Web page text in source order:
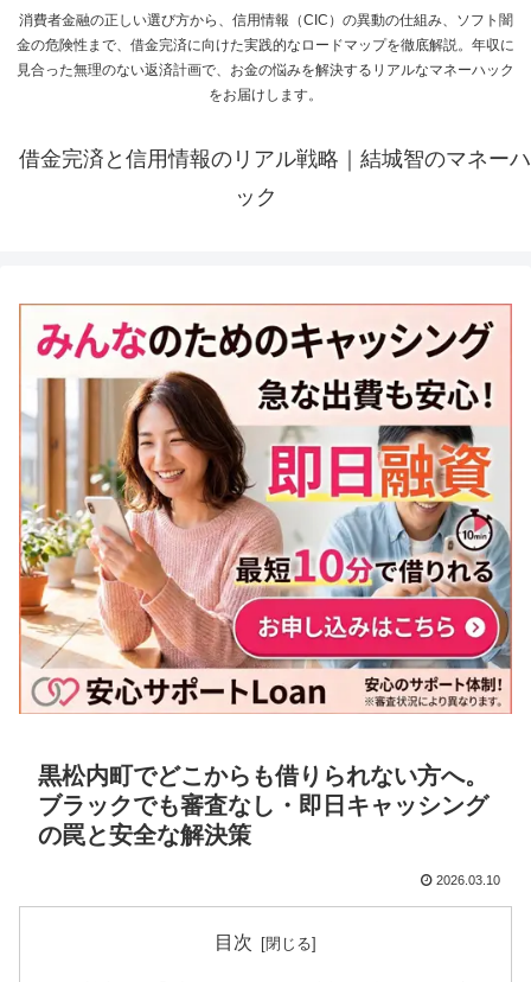
消費者金融の正しい選び方から、信用情報（CIC）の異動の仕組み、ソフト闇
金の危険性まで、借金完済に向けた実践的なロードマップを徹底解説。年収に
見合った無理のない返済計画で、お金の悩みを解決するリアルなマネーハック
をお届けします。
借金完済と信用情報のリアル戦略｜結城智のマネーハ
ック
黒松内町でどこからも借りられない方へ。
ブラックでも審査なし・即日キャッシング
の罠と安全な解決策
2026.03.10
目次